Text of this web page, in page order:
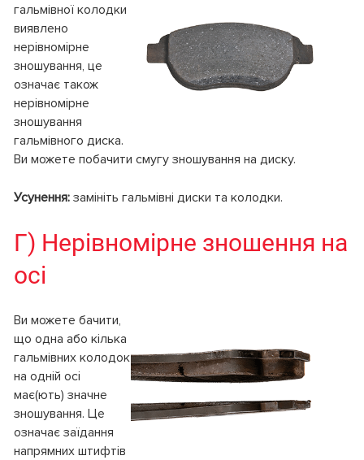
гальмівної колодки
виявлено
нерівномірне
зношування, це
означає також
нерівномірне
зношування
гальмівного диска.
Ви можете побачити смугу зношування на диску.
Усунення: замініть гальмівні диски та колодки.
Г) Нерівномірне зношення на
осі
Ви можете бачити,
що одна або кілька
гальмівних колодок
на одній осі
має(ють) значне
зношування. Це
означає заїдання
напрямних штифтів